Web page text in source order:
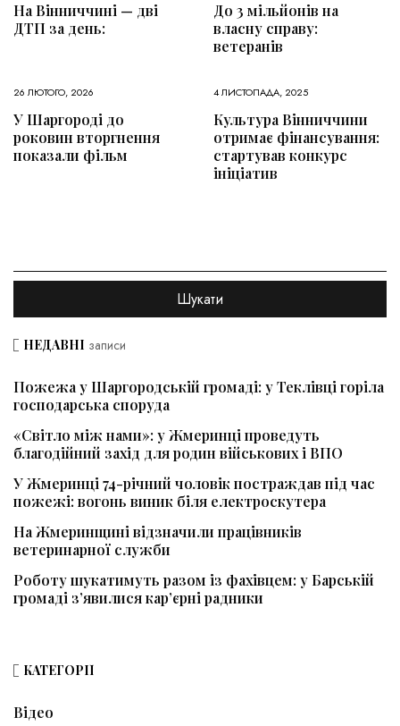
На Вінниччині — дві
ДТП за день:
До 3 мільйонів на
власну справу:
ветеранів
26 ЛЮТОГО, 2026
У Шаргороді до
роковин вторгнення
показали фільм
4 ЛИСТОПАДА, 2025
Культура Вінниччини
отримає фінансування:
стартував конкурс
ініціатив
НЕДАВНІ записи
Пожежа у Шаргородській громаді: у Теклівці горіла
господарська споруда
«Світло між нами»: у Жмеринці проведуть
благодійний захід для родин військових і ВПО
У Жмеринці 74-річний чоловік постраждав під час
пожежі: вогонь виник біля електроскутера
На Жмеринщині відзначили працівників
ветеринарної служби
Роботу шукатимуть разом із фахівцем: у Барській
громаді з’явилися кар’єрні радники
КАТЕГОРІЇ
Відео